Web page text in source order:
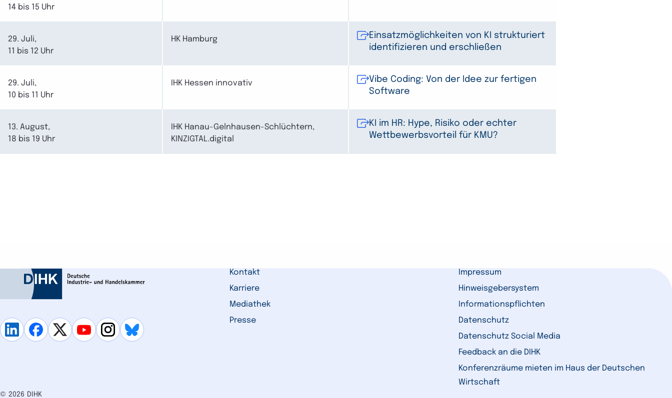
14 bis 15 Uhr
29. Juli,
11 bis 12 Uhr
HK Hamburg
Einsatzmöglichkeiten von KI strukturiert
identifizieren und erschließen
29. Juli,
10 bis 11 Uhr
IHK Hessen innovativ
Vibe Coding: Von der Idee zur fertigen
Software
13. August,
18 bis 19 Uhr
IHK Hanau-Gelnhausen-Schlüchtern,
KINZIGTAL.digital
KI im HR: Hype, Risiko oder echter
Wettbewerbsvorteil für KMU?
Kontakt
Karriere
Mediathek
Presse
Impressum
Hinweisgebersystem
Informationspflichten
Datenschutz
Datenschutz Social Media
Feedback an die DIHK
Konferenzräume mieten im Haus der Deutschen
Wirtschaft
© 2026 DIHK